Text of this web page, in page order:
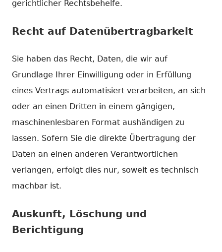
gerichtlicher Rechtsbehelfe.
Recht auf Daten­übertrag­barkeit
Sie haben das Recht, Daten, die wir auf
Grundlage Ihrer Einwilligung oder in Erfüllung
eines Vertrags automatisiert verarbeiten, an sich
oder an einen Dritten in einem gängigen,
maschinenlesbaren Format aushändigen zu
lassen. Sofern Sie die direkte Übertragung der
Daten an einen anderen Verantwortlichen
verlangen, erfolgt dies nur, soweit es technisch
machbar ist.
Auskunft, Löschung und
Berichtigung